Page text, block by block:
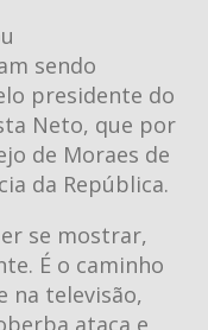
sendo
presidente do
Neto, que por
de Moraes de
da República.
se mostrar,
É o caminho
na televisão,
ataca e